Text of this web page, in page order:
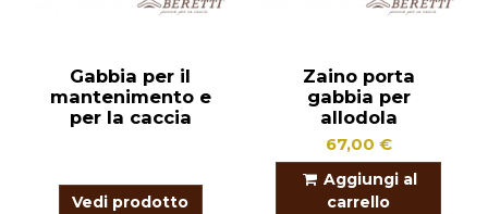
Gabbia per il
mantenimento e
per la caccia
Vedi prodotto
Zaino porta
gabbia per
allodola
67,00 €
Aggiungi al
carrello